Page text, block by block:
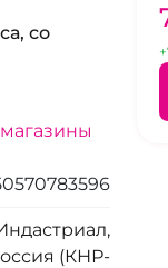
со
(КНР-